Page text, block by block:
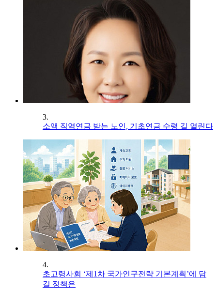
3.
소액 직역연금 받는 노인, 기초연금 수령 길 열린다
4.
초고령사회 ‘제1차 국가인구전략 기본계획’에 담
길 정책은